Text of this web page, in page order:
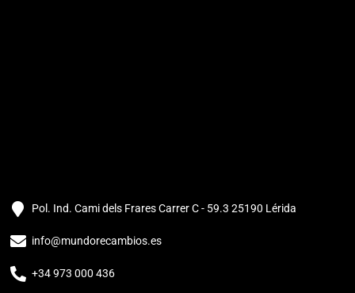
Pol. Ind. Cami dels Frares Carrer C - 59.3 25190 Lérida
info@mundorecambios.es
+34 973 000 436